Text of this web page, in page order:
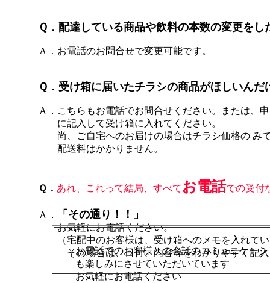
Ｑ．配達している商品や飲料の本数の変更をし
Ａ．お電話のお問合せで変更可能です。
Ｑ．受け箱に届いたチラシの商品がほしいんだ
Ａ．こちらもお電話でお問合せください。または、
に記入して受け箱に入れてください。
尚、ご自宅へのお届けの場合はチラシ価格の み
配送料はかかりません。
Ｑ． あれ、これって結局、すべて お電話での受付
Ａ． 「その通り！！」
お気軽にお電話ください。
（宅配中のお客様は、受け箱へのメモを入れてい
その場合は、日付、内容等をわかりやすく記入
お電話でのお客様との会話のコミュニケー
も楽しみにさせていただいています
お気軽にお電話ください